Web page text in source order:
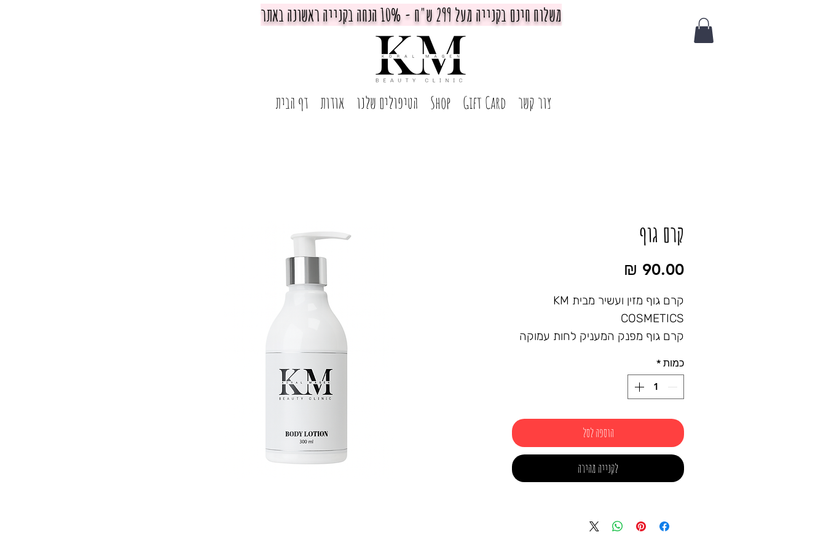
משלוח חינם בקנייה מעל 299 ש"ח - 10% הנחה בקנייה ראשונה באתר
דף הבית אודות הטיפולים שלנו Shop Gift Card צור קשר
קרם גוף
קרם גוף מזין ועשיר מבית KM
COSMETICS
קרם גוף מפנק המעניק לחות עמוקה
הפורמולה פותחה על בסיס רכיבים
איכותיים שנבחרו בקפידה, כדי לשמור
✔ מסייע בשיקום העור היבש ומעניק
תחושת רעננות
✔ מרקם נספג במהירות – ללא
תחושת שומניות
✔️ ריח חלומי
כמות *
הוספה לסל
לקנייה מהירה